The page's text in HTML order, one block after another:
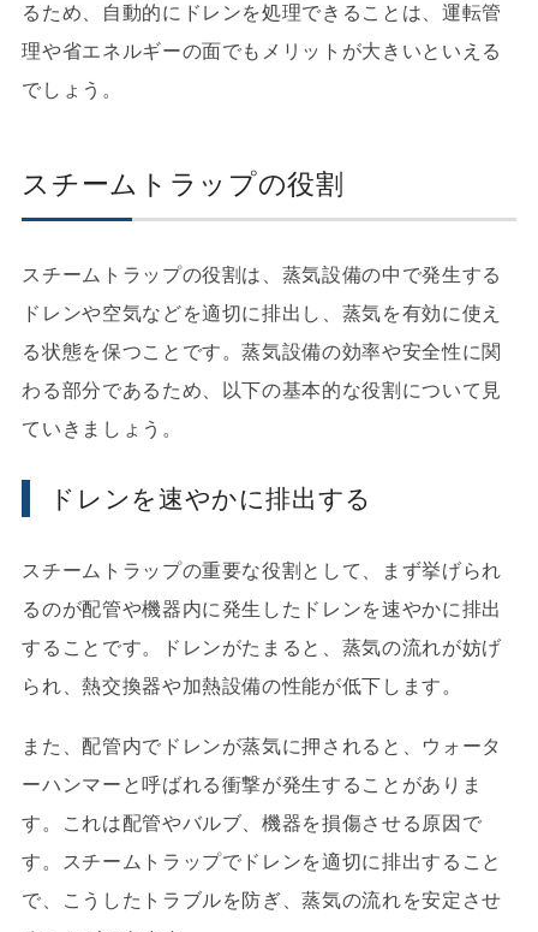
るため、自動的にドレンを処理できることは、運転管
理や省エネルギーの面でもメリットが大きいといえる
でしょう。
スチームトラップの役割
スチームトラップの役割は、蒸気設備の中で発生する
ドレンや空気などを適切に排出し、蒸気を有効に使え
る状態を保つことです。蒸気設備の効率や安全性に関
わる部分であるため、以下の基本的な役割について見
ていきましょう。
ドレンを速やかに排出する
スチームトラップの重要な役割として、まず挙げられ
るのが配管や機器内に発生したドレンを速やかに排出
することです。ドレンがたまると、蒸気の流れが妨げ
られ、熱交換器や加熱設備の性能が低下します。
また、配管内でドレンが蒸気に押されると、ウォータ
ーハンマーと呼ばれる衝撃が発生することがありま
す。これは配管やバルブ、機器を損傷させる原因で
す。スチームトラップでドレンを適切に排出すること
で、こうしたトラブルを防ぎ、蒸気の流れを安定させ